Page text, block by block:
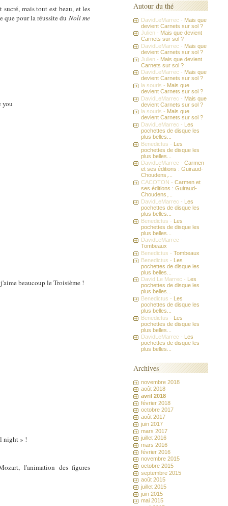
mais tout est beau, et les
que pour la réussite du Noli me
beaucoup le Troisième !
night » !
l'animation des figures
Autour du thé
DavidLeMarrec - Mais que
devient Carnets sur sol ?
Julien - Mais que devient
Carnets sur sol ?
DavidLeMarrec - Mais que
devient Carnets sur sol ?
Julien - Mais que devient
Carnets sur sol ?
DavidLeMarrec - Mais que
devient Carnets sur sol ?
la souris - Mais que
devient Carnets sur sol ?
DavidLeMarrec - Mais que
devient Carnets sur sol ?
la souris - Mais que
devient Carnets sur sol ?
DavidLeMarrec - Les
pochettes de disque les
plus belles...
Benedictus - Les
pochettes de disque les
plus belles...
DavidLeMarrec -Carmen
et ses éditions : Guiraud-
Choudens,...
CACOTON -Carmen et
ses éditions : Guiraud-
Choudens,...
DavidLeMarrec - Les
pochettes de disque les
plus belles...
Benedictus - Les
pochettes de disque les
plus belles...
DavidLeMarrec -
Tombeaux
Benedictus -Tombeaux
Benedictus - Les
pochettes de disque les
plus belles...
David Le Marrec -
Les
pochettes de disque les
plus belles...
Benedictus - Les
pochettes de disque les
plus belles...
Benedictus - Les
pochettes de disque les
plus belles...
DavidLeMarrec -
Les
pochettes de disque les
plus belles...
Archives
novembre 2018
août 2018
avril 2018
février 2018
octobre 2017
août 2017
juin 2017
mars 2017
juillet 2016
mars 2016
février 2016
novembre 2015
octobre 2015
septembre 2015
août 2015
juillet 2015
juin 2015
mai 2015